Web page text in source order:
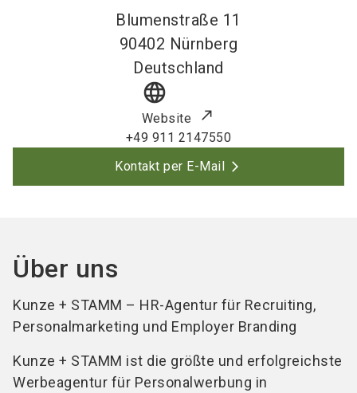
Blumenstraße 11
90402 Nürnberg
Deutschland
language
Website
+49 911 2147550
Kontakt per E-Mail
Über uns
Kunze + STAMM – HR-Agentur für Recruiting,
Personalmarketing und Employer Branding
Kunze + STAMM ist die größte und erfolgreichste
Werbeagentur für Personalwerbung in